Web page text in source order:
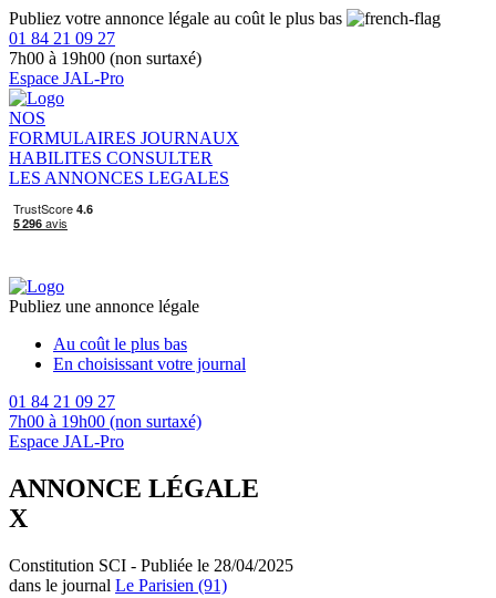
Publiez votre annonce légale au coût le plus bas
01 84 21 09 27
7h00 à 19h00 (non surtaxé)
Espace JAL-Pro
NOS
FORMULAIRES JOURNAUX
HABILITES CONSULTER
LES ANNONCES LEGALES
Publiez une annonce légale
Au coût le plus bas
En choisissant votre journal
01 84 21 09 27
7h00 à 19h00 (non surtaxé)
Espace JAL-Pro
ANNONCE LÉGALE
X
Constitution SCI - Publiée le 28/04/2025
dans le journal Le Parisien (91)